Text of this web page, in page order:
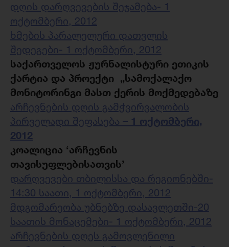
დღის დარღვევების შეჯამება- 1
ოქტომბერი, 2012
ხმების პარალელური დათვლის
შედეგები- 1 ოქტომბერი, 2012
საქართველოს ჟურნალისტური ეთიკის
ქარტია და პროექტი „სამოქალაქო
მონიტორინგი მასთ ქერის მოქმედებაზე
არჩევნების დღის გამჭვირვალობის
პირველადი შეფასება – 1 ოქტომბერი,
2012
კოალიცია ‘არჩევნის
თავისუფლებისათვის’
დარღვევები თბილისსა და რეგიონებში-
14:30 საათი, 1 ოქტომბერი, 2012
მდგომარეობა უბნებზე დასავლეთში-20
საათის მონაცემები- 1 ოქტომბერი, 2012
არჩევნების დღეს გამოვლენილი